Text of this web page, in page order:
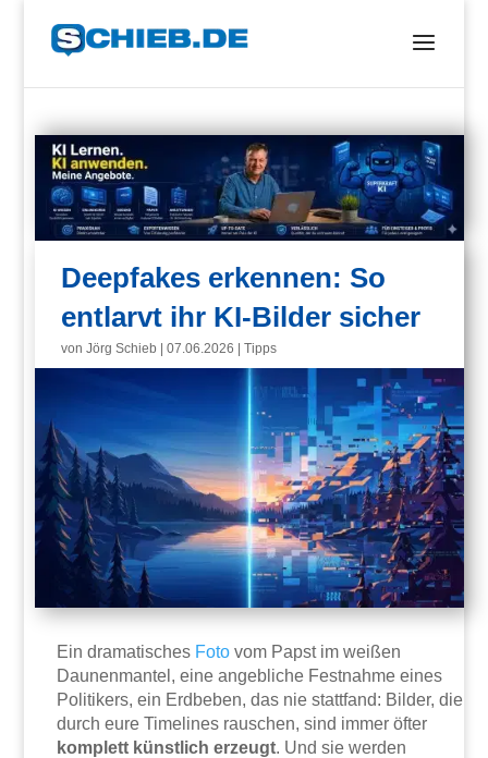
Deepfakes erkennen: So
entlarvt ihr KI-Bilder sicher
vonJörg Schieb |07.06.2026 |Tipps
Ein dramatisches Foto vom Papst im weißen
Daunenmantel, eine angebliche Festnahme eines
Politikers, ein Erdbeben, das nie stattfand: Bilder, die
durch eure Timelines rauschen, sind immer öfter
komplett künstlich erzeugt. Und sie werden